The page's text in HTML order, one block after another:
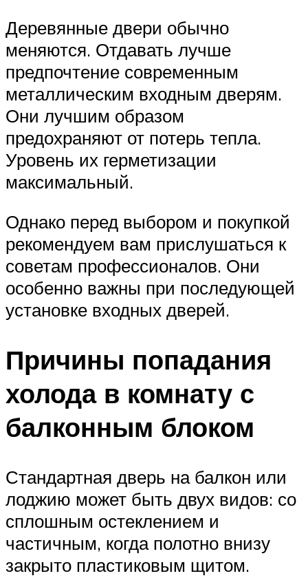
Деревянные двери обычно
меняются. Отдавать лучше
предпочтение современным
металлическим входным дверям.
Они лучшим образом
предохраняют от потерь тепла.
Уровень их герметизации
максимальный.
Однако перед выбором и покупкой
рекомендуем вам прислушаться к
советам профессионалов. Они
особенно важны при последующей
установке входных дверей.
Причины попадания
холода в комнату с
балконным блоком
Стандартная дверь на балкон или
лоджию может быть двух видов: со
сплошным остеклением и
частичным, когда полотно внизу
закрыто пластиковым щитом.